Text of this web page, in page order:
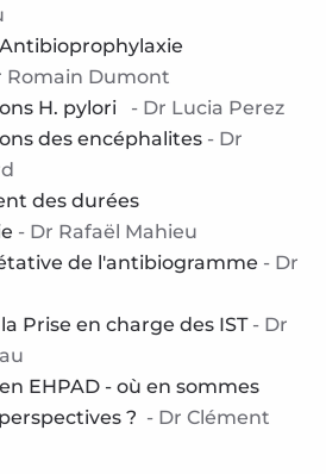
Romain Dumont
H. pylori
- Dr Lucia Perez
des encéphalites - Dr
des durées
- Dr Rafaël Mahieu
de l'antibiogramme - Dr
Prise en charge des IST - Dr
EHPAD - où en sommes
? - Dr Clément